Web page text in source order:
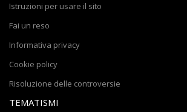
Istruzioni per usare il sito
Fai un reso
Informativa privacy
Cookie policy
Risoluzione delle controversie
TEMATISMI